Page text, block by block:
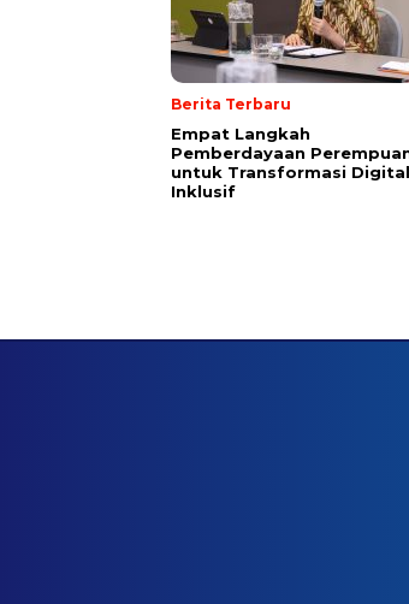
Berita Terbaru
Empat Langkah
Pemberdayaan
untuk Transformasi Digital
Inklusif